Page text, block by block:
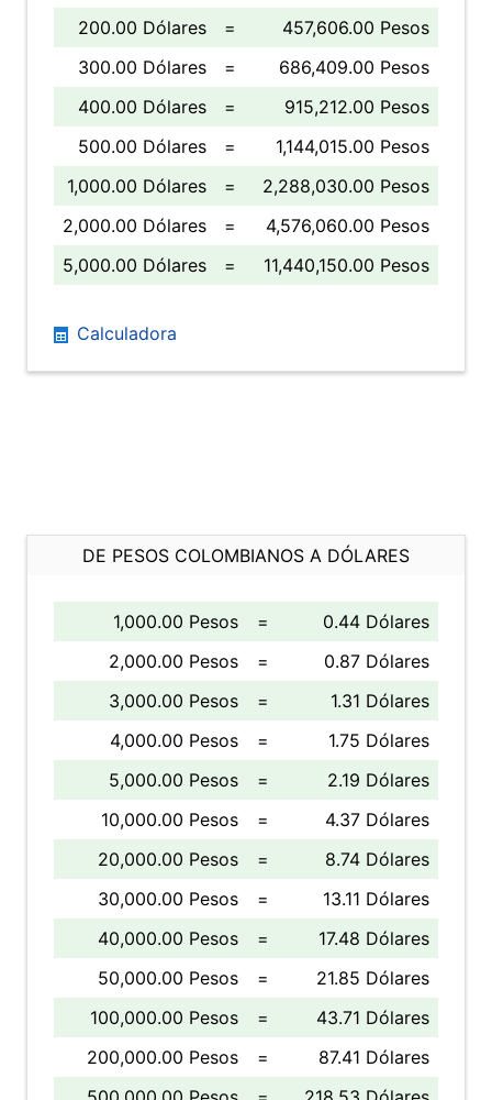
200.00 Dólares
=
457,606.00 Pesos
300.00 Dólares
=
686,409.00 Pesos
400.00 Dólares
=
915,212.00 Pesos
500.00 Dólares
=
1,144,015.00 Pesos
1,000.00 Dólares
=
2,288,030.00 Pesos
2,000.00 Dólares
=
4,576,060.00 Pesos
5,000.00 Dólares
= 11,440,150.00 Pesos
Calculadora
DE PESOS COLOMBIANOS A DÓLARES
1,000.00 Pesos =
0.44 Dólares
2,000.00 Pesos
=
0.87 Dólares
3,000.00 Pesos
=
1.31 Dólares
4,000.00 Pesos
=
1.75 Dólares
5,000.00 Pesos
=
2.19 Dólares
10,000.00 Pesos
=
4.37 Dólares
20,000.00 Pesos
=
8.74 Dólares
30,000.00 Pesos
=
13.11 Dólares
40,000.00 Pesos
=
17.48 Dólares
50,000.00 Pesos
=
21.85 Dólares
100,000.00 Pesos
=
43.71 Dólares
200,000.00 Pesos
=
87.41 Dólares